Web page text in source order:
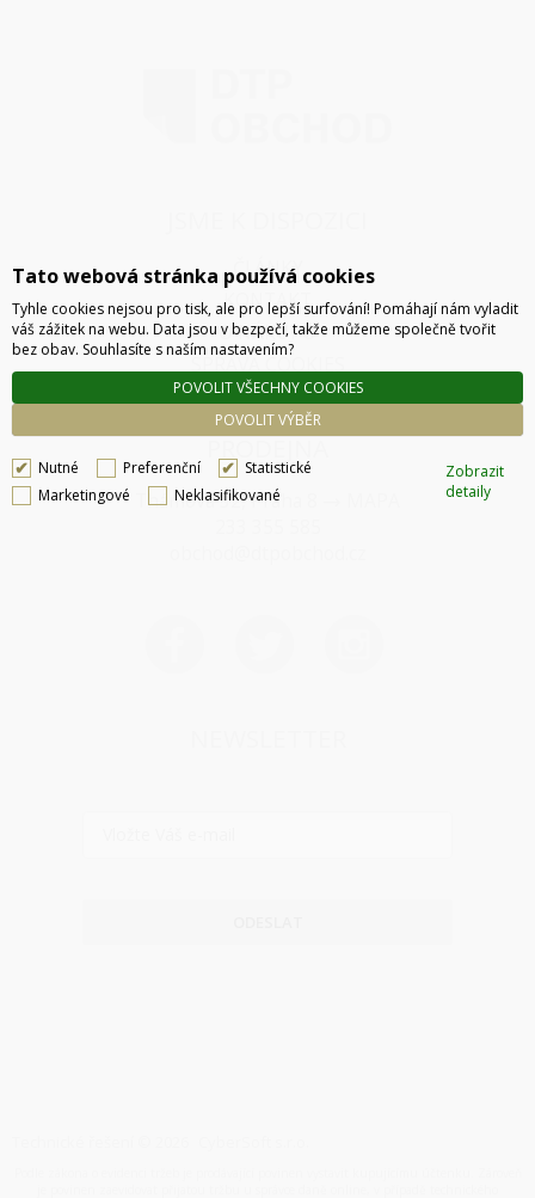
ČLÁNKY
KONTAKT
O NÁKUPU
Thámova 32, Praha 8
Tato webová stránka používá cookies
Tyhle cookies nejsou pro tisk, ale pro lepší surfování! Pomáhají nám vyladit
váš zážitek na webu. Data jsou v bezpečí, takže můžeme společně tvořit
bez obav. Souhlasíte s naším nastavením?
POVOLIT VÝBĚR
POVOLIT VŠECHNY COOKIES
Nutné Preferenční
Statistické
Marketingové
Neklasifikované
Zobrazit
detaily